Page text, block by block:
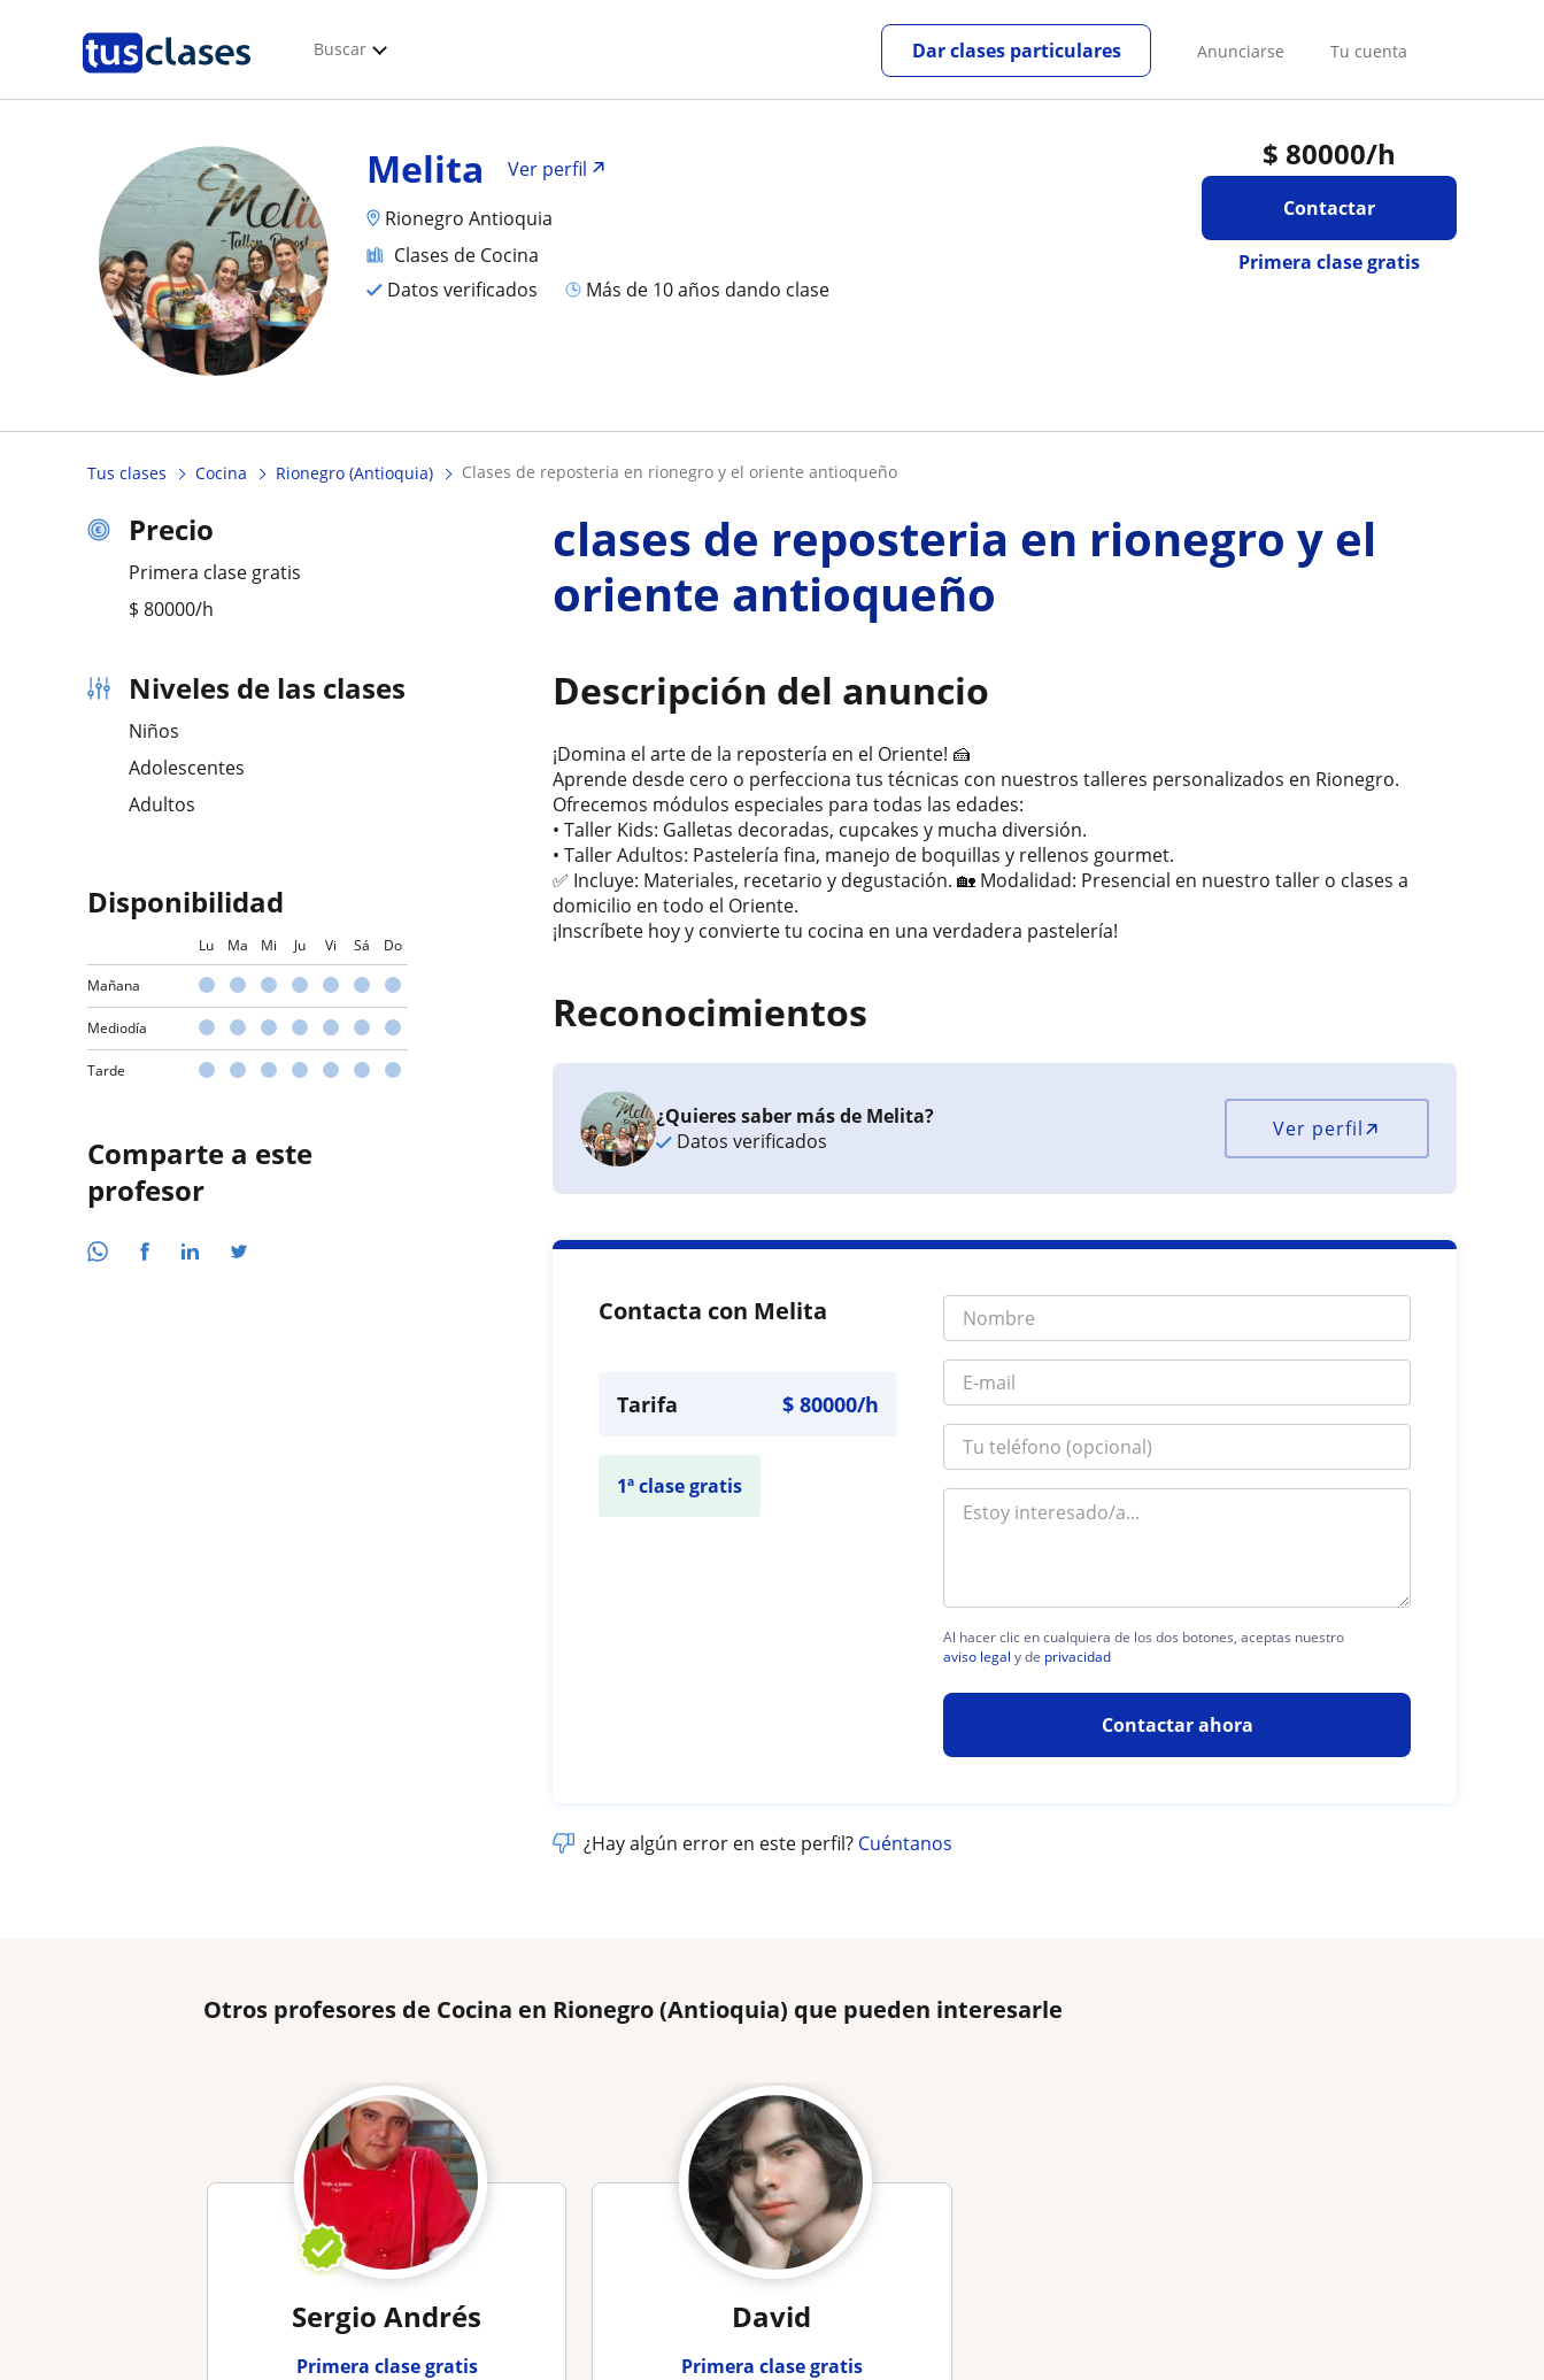
Buscar Anunciarse Tu cuenta
Dar clases particulares
$ 80000/h
Contactar
Primera clase gratis
Melita
Ver perfil
Rionegro Antioquia
Clases de Cocina
Datos verificados
más de 10 años dando clase
Tus clases Cocina Rionegro (Antioquia) clases de reposteria en rionegro y el oriente antioqueño
Precio
Primera clase gratis
$ 80000/h
Niveles de las clases
Niños
Adolescentes
Adultos
Disponibilidad
Lu Ma Mi Ju Vi Sá Do
Mañana
Mediodía
Tarde
Comparte a este
profesor
clases de reposteria en rionegro y el
oriente antioqueño
Descripción del anuncio
¡Domina el arte de la repostería en el Oriente! 🍰
Aprende desde cero o perfecciona tus técnicas con nuestros talleres personalizados en Rionegro.
Ofrecemos módulos especiales para todas las edades:
• Taller Kids: Galletas decoradas, cupcakes y mucha diversión.
• Taller Adultos: Pastelería fina, manejo de boquillas y rellenos gourmet.
✅ Incluye: Materiales, recetario y degustación. 🏡 Modalidad: Presencial en nuestro taller o clases a
domicilio en todo el Oriente.
¡Inscríbete hoy y convierte tu cocina en una verdadera pastelería!
Reconocimientos
¿Quieres saber más de Melita?
Datos verificados
Ver perfil
Contacta con Melita
Tarifa $80000/h
1ª clase gratis
Al hacer clic en cualquiera de los dos botones, aceptas nuestro
aviso legal y de privacidad
Contactar ahora
¿Hay algún error en este perfil? Cuéntanos
Otros profesores de Cocina en Rionegro (Antioquia) que pueden interesarle
Sergio Andrés
Primera clase gratis
David
Primera clase gratis